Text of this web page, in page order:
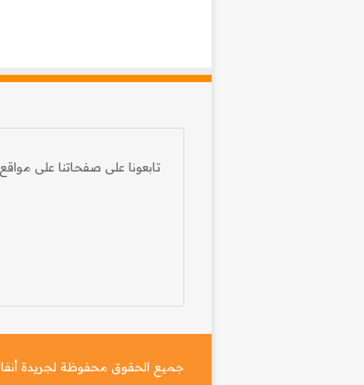
تابعونا على صفحاتنا على
جميع الحقوق محفوظة لجريدة أنفا